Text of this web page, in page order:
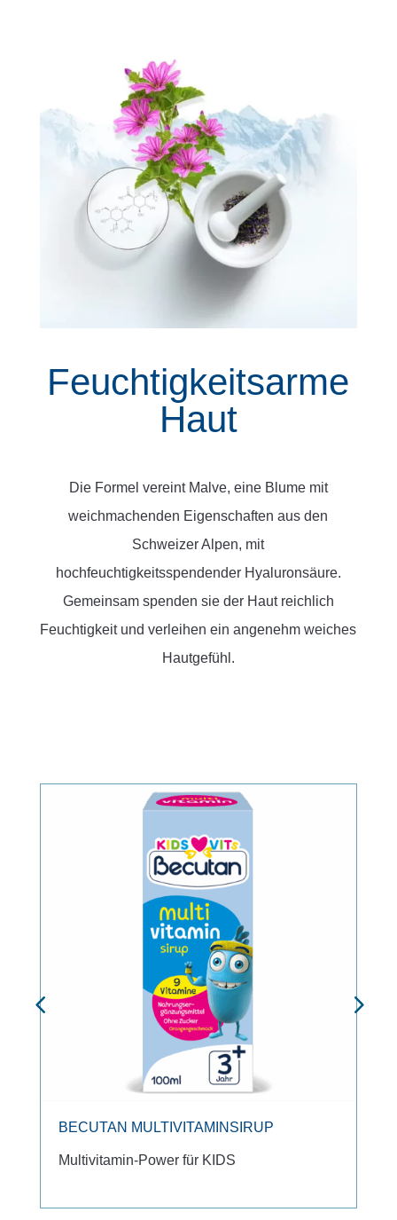
Feuchtigkeitsarme
Haut
Die Formel vereint Malve, eine Blume mit
weichmachenden Eigenschaften aus den
Schweizer Alpen, mit
hochfeuchtigkeitsspendender Hyaluronsäure.
Gemeinsam spenden sie der Haut reichlich
Feuchtigkeit und verleihen ein angenehm weiches
Hautgefühl.
BECUTAN MULTIVITAMINSIRUP
Multivitamin-Power für KIDS